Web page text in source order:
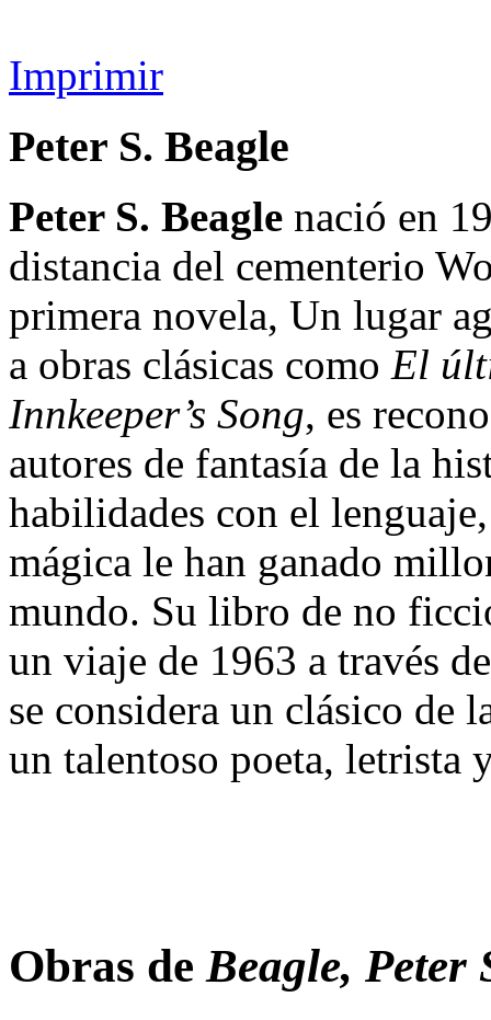
Imprimir
Peter S. Beagle
Peter S. Beagle nació en
distancia del cementerio
primera novela, Un lugar
a obras clásicas como El
Innkeeper’s Song, es
autores de fantasía de la
habilidades con el
mágica le han ganado
mundo. Su libro de no
un viaje de 1963 a través
se considera un clásico de
un talentoso poeta, letrista
Obras deBeagle, Peter